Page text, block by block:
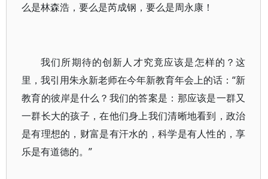
么是林森浩，要么是芮成钢，要么是周永康！
我们所期待的创新人才究竟应该是怎样的？这
里，我引用朱永新老师在今年新教育年会上的话：“新
教育的彼岸是什么？我们的答案是：那应该是一群又
一群长大的孩子，在他们身上我们清晰地看到，政治
是有理想的，财富是有汗水的，科学是有人性的，享
乐是有道德的。”